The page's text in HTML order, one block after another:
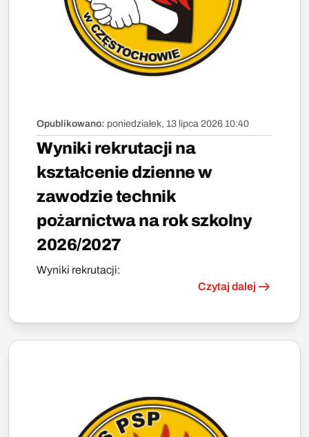
Opublikowano: poniedziałek, 13 lipca 2026 10:40
Wyniki rekrutacji na
kształcenie dzienne w
zawodzie technik
pożarnictwa na rok szkolny
2026/2027
Wyniki rekrutacji:
Czytaj dalej